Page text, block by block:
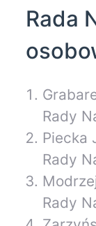
Rada
Rady
Piecka
Rady
Rady